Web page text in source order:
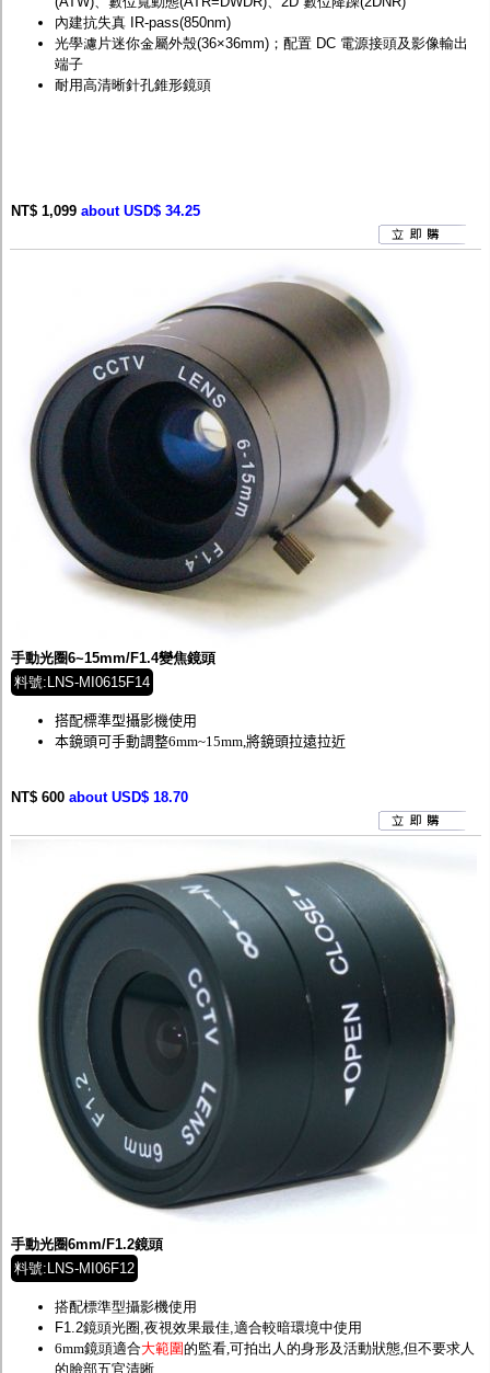
內建抗失真 IR-pass(850nm)
光學濾片迷你金屬外殼(36×36mm)；配置 DC 電源接頭及影像輸出
端子
耐用高清晰針孔錐形鏡頭
NT$ 1,099 about USD$ 34.25
手動光圈6~15mm/F1.4變焦鏡頭
料號:LNS-MI0615F14
搭配標準型攝影機使用
本鏡頭可手動調整6mm~15mm,將鏡頭拉遠拉近
NT$ 600 about USD$ 18.70
手動光圈6mm/F1.2鏡頭
料號:LNS-MI06F12
搭配標準型攝影機使用
F1.2鏡頭光圈,夜視效果最佳,適合較暗環境中使用
6mm鏡頭適合大範圍的監看,可拍出人的身形及活動狀態,但不要求人
的臉部五官清晰